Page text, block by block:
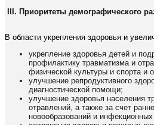
III. Приоритеты демографического
В области укрепления здоровья и
укрепление здоровья детей и
профилактику травматизма и
физической культуры и спорта и
улучшение репродуктивного
диагностической помощи;
улучшение здоровья населения
отравлений, а также за счет
новообразований и